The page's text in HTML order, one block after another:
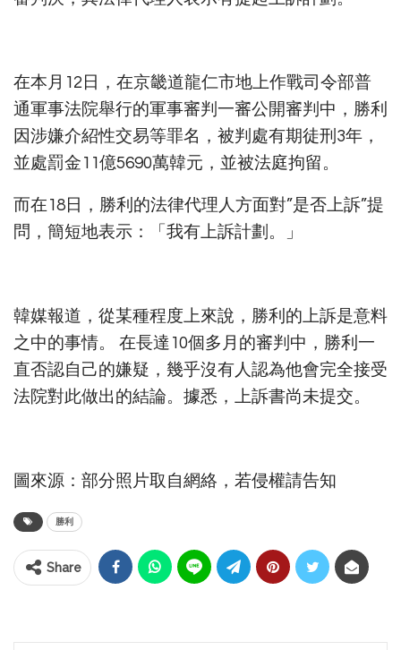
在本月12日，在京畿道龍仁市地上作戰司令部普
通軍事法院舉行的軍事審判一審公開審判中，勝利
因涉嫌介紹性交易等罪名，被判處有期徒刑3年，
並處罰金11億5690萬韓元，並被法庭拘留。
而在18日，勝利的法律代理人方面對”是否上訴”提
問，簡短地表示：「我有上訴計劃。」
韓媒報道，從某種程度上來說，勝利的上訴是意料
之中的事情。 在長達10個多月的審判中，勝利一
直否認自己的嫌疑，幾乎沒有人認為他會完全接受
法院對此做出的結論。據悉，上訴書尚未提交。
圖來源：部分照片取自網絡，若侵權請告知
勝利
Share